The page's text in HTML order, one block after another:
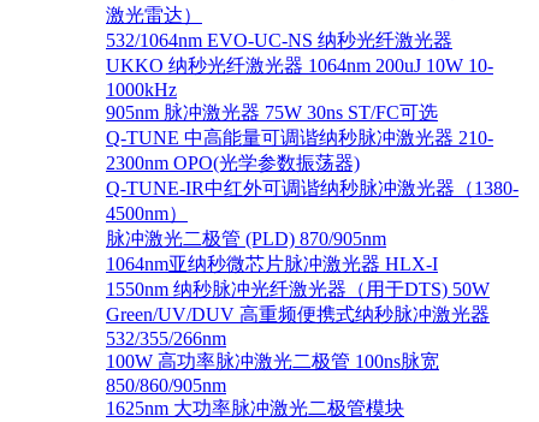
激光雷达）
532/1064nm EVO-UC-NS 纳秒光纤激光器
UKKO 纳秒光纤激光器 1064nm 200uJ 10W 10-
1000kHz
905nm 脉冲激光器 75W 30ns ST/FC可选
Q-TUNE 中高能量可调谐纳秒脉冲激光器 210-
2300nm OPO(光学参数振荡器)
Q-TUNE-IR中红外可调谐纳秒脉冲激光器（1380-
4500nm）
脉冲激光二极管 (PLD) 870/905nm
1064nm亚纳秒微芯片脉冲激光器 HLX-I
1550nm 纳秒脉冲光纤激光器（用于DTS) 50W
Green/UV/DUV 高重频便携式纳秒脉冲激光器
532/355/266nm
100W 高功率脉冲激光二极管 100ns脉宽
850/860/905nm
1625nm 大功率脉冲激光二极管模块